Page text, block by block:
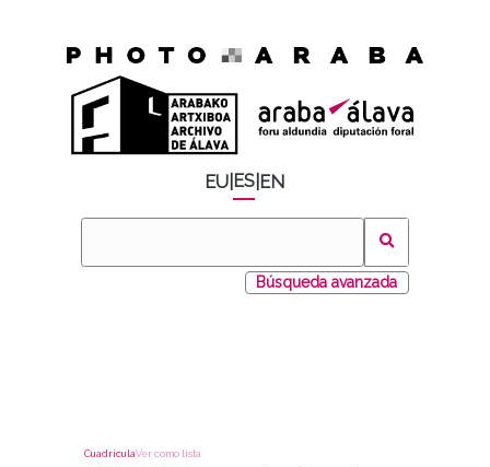
EU ES EN
Búsqueda avanzada
CuadrículaVer como lista